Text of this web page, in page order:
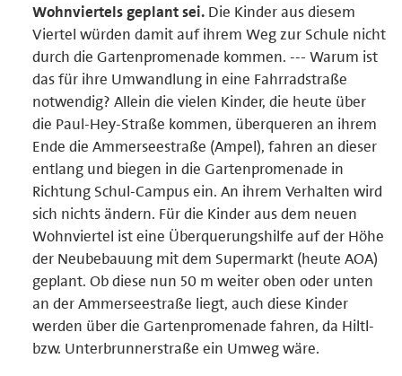
Wohnviertels geplant sei. Die Kinder aus diesem
Viertel würden damit auf ihrem Weg zur Schule nicht
durch die Gartenpromenade kommen. --- Warum ist
das für ihre Umwandlung in eine Fahrradstraße
notwendig? Allein die vielen Kinder, die heute über
die Paul-Hey-Straße kommen, überqueren an ihrem
Ende die Ammerseestraße (Ampel), fahren an dieser
entlang und biegen in die Gartenpromenade in
Richtung Schul-Campus ein. An ihrem Verhalten wird
sich nichts ändern. Für die Kinder aus dem neuen
Wohnviertel ist eine Überquerungshilfe auf der Höhe
der Neubebauung mit dem Supermarkt (heute AOA)
geplant. Ob diese nun 50 m weiter oben oder unten
an der Ammerseestraße liegt, auch diese Kinder
werden über die Gartenpromenade fahren, da Hiltl-
bzw. Unterbrunnerstraße ein Umweg wäre.